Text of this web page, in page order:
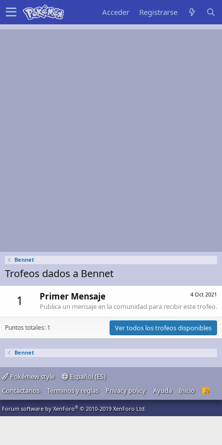
Acceder Registrarse
Bennet
Trofeos dados a Bennet
1 4 Oct 2021
Primer Mensaje
Publica un mensaje en la comunidad para recibir este trofeo.
Puntos totales: 1 Ver todos los trofeos disponibles
Bennet
Pokémew style
Español (ES)
Contáctanos
Términos y reglas Privacy policy Ayuda Inicio
R
Forum software by XenForo® © 2010-2019 XenForo Ltd.